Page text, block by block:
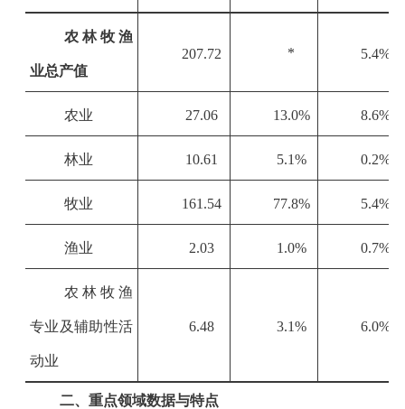
农林牧渔
业总产值
207.72 * 5.4%
农业 27.06 13.0% 8.6%
林业 10.61 5.1% 0.2%
牧业 161.54 77.8% 5.4%
渔业 2.03 1.0% 0.7%
农林牧渔
专业及辅助性活
动业
6.48 3.1% 6.0%
二、重点领域数据与特点